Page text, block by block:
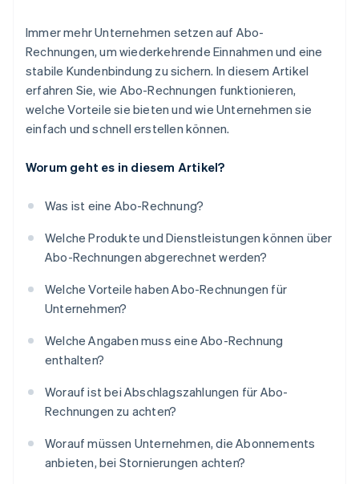
Immer mehr Unternehmen setzen auf Abo-
Rechnungen, um wiederkehrende Einnahmen und eine
stabile Kundenbindung zu sichern. In diesem Artikel
erfahren Sie, wie Abo-Rechnungen funktionieren,
welche Vorteile sie bieten und wie Unternehmen sie
einfach und schnell erstellen können.
Worum geht es in diesem Artikel?
Was ist eine Abo-Rechnung?
Welche Produkte und Dienstleistungen können über
Abo-Rechnungen abgerechnet werden?
Welche Vorteile haben Abo-Rechnungen für
Unternehmen?
Welche Angaben muss eine Abo-Rechnung
enthalten?
Worauf ist bei Abschlagszahlungen für Abo-
Rechnungen zu achten?
Worauf müssen Unternehmen, die Abonnements
anbieten, bei Stornierungen achten?